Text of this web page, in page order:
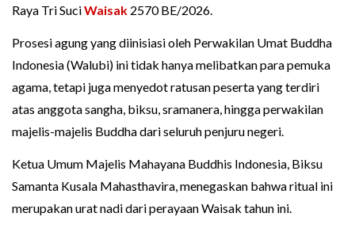
Raya Tri SuciWaisak 2570 BE/2026.
Prosesi agung yang diinisiasi oleh Perwakilan Umat Buddha
Indonesia (Walubi) ini tidak hanya melibatkan para pemuka
agama, tetapi juga menyedot ratusan peserta yang terdiri
atas anggota sangha, biksu, sramanera, hingga perwakilan
majelis-majelis Buddha dari seluruh penjuru negeri.
Ketua Umum Majelis Mahayana Buddhis Indonesia, Biksu
Samanta Kusala Mahasthavira, menegaskan bahwa ritual ini
merupakan urat nadi dari perayaan Waisak tahun ini.